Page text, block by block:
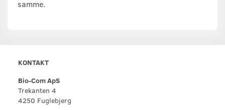
samme.
KONTAKT
Bio-Com ApS
Trekanten 4
4250 Fuglebjerg